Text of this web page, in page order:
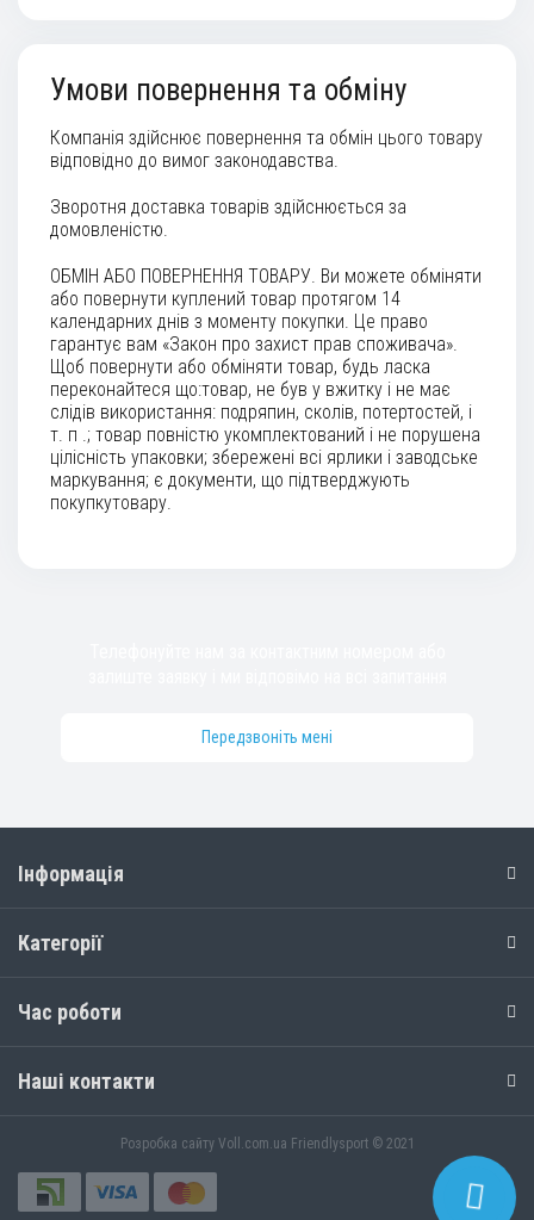
Умови повернення та обміну
Компанія здійснює повернення та обмін цього товару
відповідно до вимог законодавства.
Зворотня доставка товарів здійснюється за
домовленістю.
ОБМІН АБО ПОВЕРНЕННЯ ТОВАРУ. Ви можете обміняти
або повернути куплений товар протягом 14
календарних днів з моменту покупки. Це право
гарантує вам «Закон про захист прав споживача».
Щоб повернути або обміняти товар, будь ласка
переконайтеся що:товар, не був у вжитку і не має
слідів використання: подряпин, сколів, потертостей, і
т. п .; товар повністю укомплектований і не порушена
цілісність упаковки; збережені всі ярлики і заводське
маркування; є документи, що підтверджують
покупкутовару.
Передзвоніть мені
Інформація
Категорії
Час роботи
Наші контакти
Розробка сайту Voll.com.ua Friendlysport © 2021